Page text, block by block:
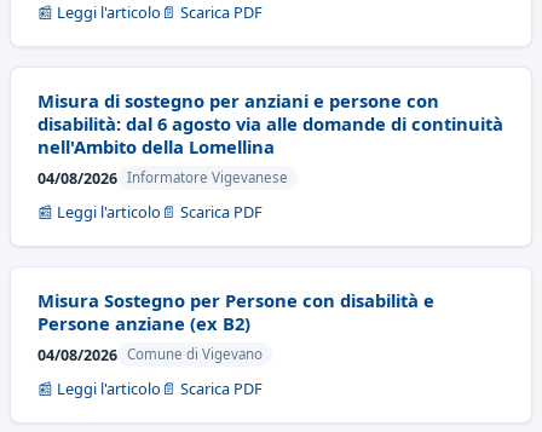
📰 Leggi l'articolo 📄 Scarica PDF
Misura di sostegno per anziani e persone con
disabilità: dal 6 agosto via alle domande di continuità
nell'Ambito della Lomellina
04/08/2026 Informatore Vigevanese
📰 Leggi l'articolo 📄 Scarica PDF
Misura Sostegno per Persone con disabilità e
Persone anziane (ex B2)
04/08/2026 Comune di Vigevano
📰 Leggi l'articolo 📄 Scarica PDF